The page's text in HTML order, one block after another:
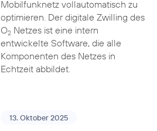
Mobilfunknetz vollautomatisch zu
optimieren. Der digitale Zwilling des
O2Netzes ist eine intern
entwickelte Software, die alle
Komponenten des Netzes in
Echtzeit abbildet.
13. Oktober 2025